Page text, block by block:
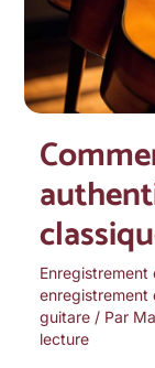
Enregistrement
enregistrement
guitare/ Par
lecture
votre
guitare
classique
?